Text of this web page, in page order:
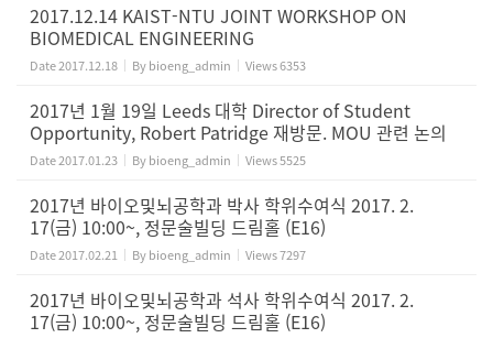
2017.12.14 KAIST-NTU JOINT WORKSHOP ON
BIOMEDICAL ENGINEERING
Date2017.12.18 Bybioeng_admin Views6353
2017년 1월 19일 Leeds 대학 Director of Student
Opportunity, Robert Patridge 재방문. MOU 관련 논의
Date2017.01.23 Bybioeng_admin Views5525
2017년 바이오및뇌공학과 박사 학위수여식 2017. 2.
17(금) 10:00~, 정문술빌딩 드림홀 (E16)
Date2017.02.21 Bybioeng_admin Views7297
2017년 바이오및뇌공학과 석사 학위수여식 2017. 2.
17(금) 10:00~, 정문술빌딩 드림홀 (E16)